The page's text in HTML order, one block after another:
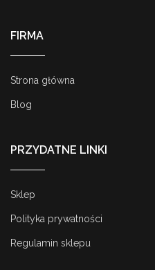
FIRMA
Strona główna
Blog
PRZYDATNE LINKI
Sklep
Polityka prywatności
Regulamin sklepu